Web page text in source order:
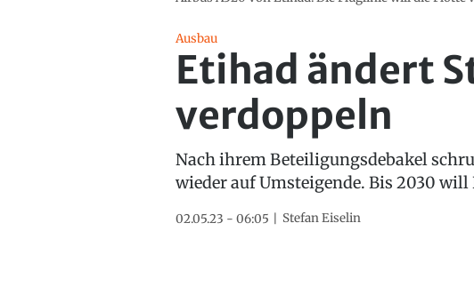
Ausbau
Etihad ändert
verdoppeln
Nach ihrem Beteiligungsdebakel
wieder auf Umsteigende. Bis 2030
02.05.23 - 06:05 Stefan Eiselin